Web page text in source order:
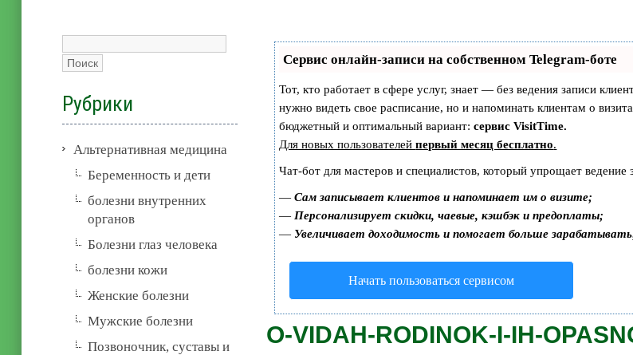
Сервис онлайн-записи на собственном Telegram-боте
Тот, кто работает в сфере услуг, знает — без ведения записи
нужно видеть свое расписание, но и напоминать клиентам о
бюджетный и оптимальный вариант:сервис VisitTime.
Для новых пользователейпервый месяц бесплатно.
Чат-бот для мастеров и специалистов, который упрощает ведение
—Сам записывает клиентов и напоминает им о визите;
— Персонализирует скидки, чаевые, кэшбэк и предоплаты;
— Увеличивает доходимость и помогает больше
Начать пользоваться сервисом
O-VIDAH-RODINOK-I-IH-
Рубрики
Альтернативная медицина
Беременность и дети
болезни внутренних
органов
Болезни глаз человека
болезни кожи
Женские болезни
Мужские болезни
Позвоночник, суставы и